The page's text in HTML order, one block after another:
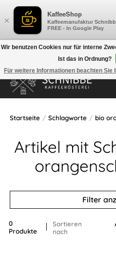
05524-999 33 79 >>>
Startseite / Schlagworte / bio
Artikel mit
Filter
0
Produkte
Sortieren
nach
Wir benutzen Cookies nur für interne
Ist das in Ordnung?
Für weitere Informationen beachten
×
KaffeeShop
Kaffeemanufaktur
FREE - In Google Play